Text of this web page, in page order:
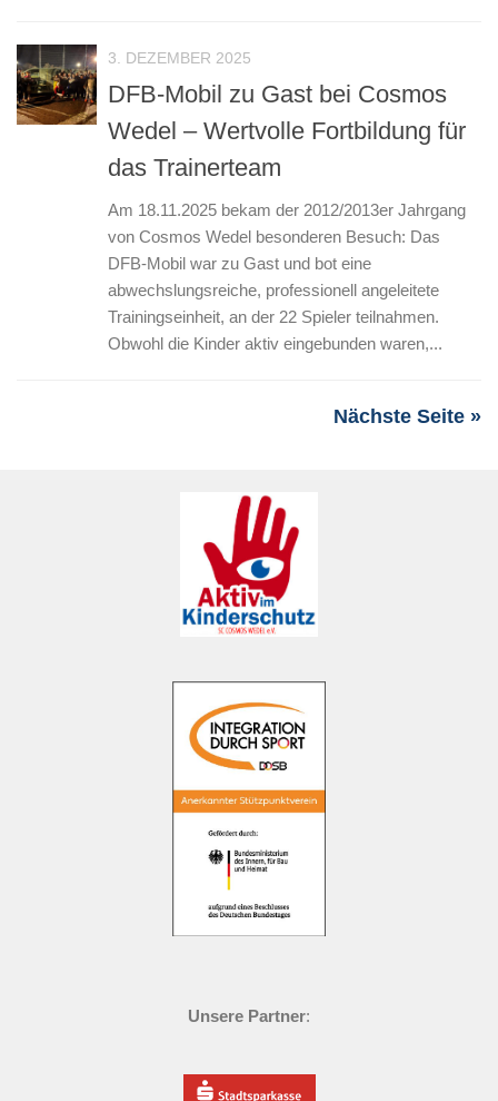
3. DEZEMBER 2025
DFB-Mobil zu Gast bei Cosmos
Wedel – Wertvolle Fortbildung für
das Trainerteam
Am 18.11.2025 bekam der 2012/2013er Jahrgang
von Cosmos Wedel besonderen Besuch: Das
DFB-Mobil war zu Gast und bot eine
abwechslungsreiche, professionell angeleitete
Trainingseinheit, an der 22 Spieler teilnahmen.
Obwohl die Kinder aktiv eingebunden waren,...
Nächste Seite »
Unsere Partner: